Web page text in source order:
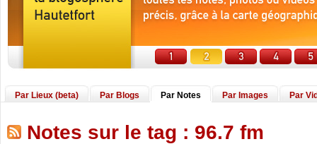
Par Lieux (beta) Par Blogs Par Notes Par Images Par
Notes sur le tag : 96.7 fm